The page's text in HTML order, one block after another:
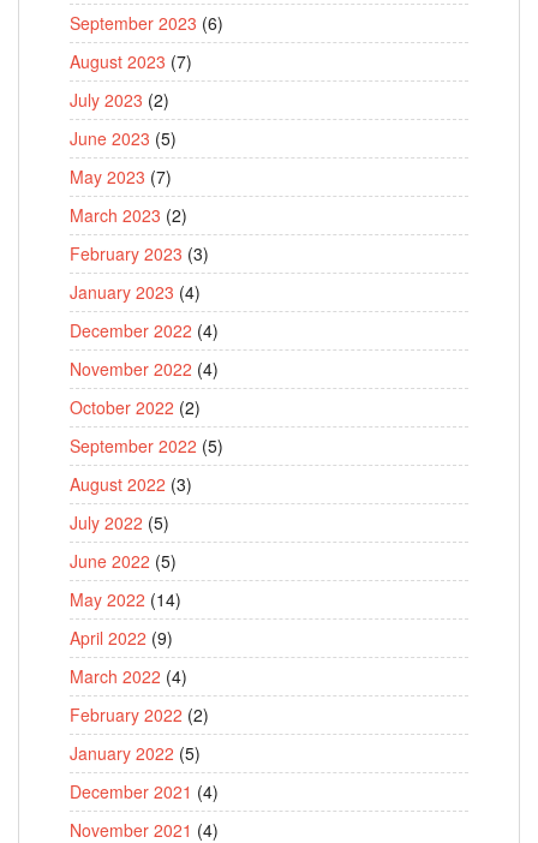
September 2023 (6)
August 2023 (7)
July 2023 (2)
June 2023 (5)
May 2023 (7)
March 2023 (2)
February 2023 (3)
January 2023 (4)
December 2022 (4)
November 2022 (4)
October 2022 (2)
September 2022 (5)
August 2022 (3)
July 2022 (5)
June 2022 (5)
May 2022 (14)
April 2022 (9)
March 2022 (4)
February 2022 (2)
January 2022 (5)
December 2021 (4)
November 2021 (4)